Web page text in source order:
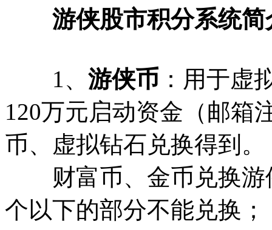
游侠股市积分系统简
1、 游侠币 ：用于虚
120万元启动资金（邮箱
币、虚拟钻石兑换得
财富币、金币兑换游
个以下的部分不能兑换；